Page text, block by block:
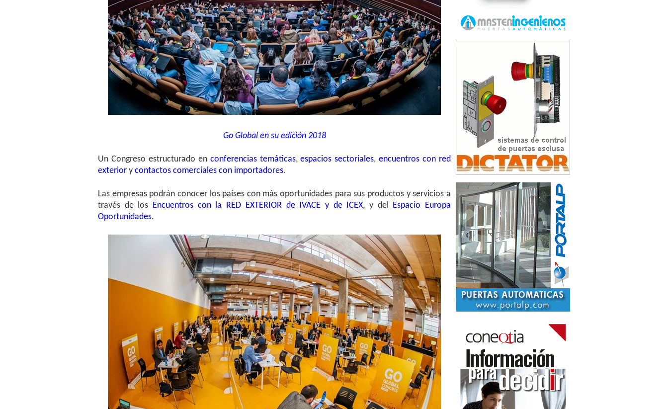
Go Global en su edición 2018
Un Congreso estructurado en conferencias temáticas,espacios sectoriales,encuentros con red
exterior y contactos comerciales con importadores.
Las empresas podrán conocer los países con más oportunidades para sus productos y servicios a
través de los Encuentros con la RED EXTERIOR de IVACE y de ICEX, y del Espacio Europa
Oportunidades.